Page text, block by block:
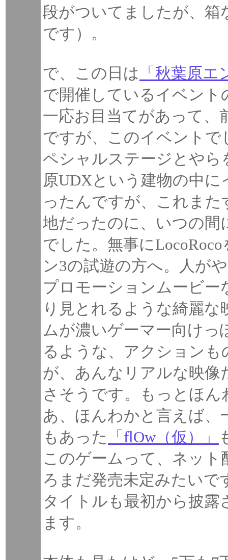
段がついてましたが、
です）。
で、この日は 「秋葉原
で開催しているイベン
一応お目当てがあって、
ですが、このイベントで
ペシャルステージとや
原UDXという建物の中
ったんですが、これま
地だったのに、いつの
でした。無事に
ン3の試遊の方へ。人が
プロモーションムービ
り見とれるような綺麗
ムが濃いゲーマー向けっ
るような、アクション
が、あんなリアルな映
さそうです。もっとほ
あ、ほんわかと言えば、
もあった
「flOw（仮）」
このゲームって、ネッ
ろまだ発売未定みたい
タイトルも最初から披
ます。